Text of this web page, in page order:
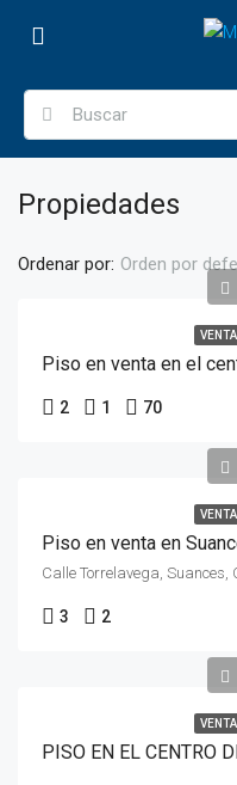
Propiedades
Ordenar por: Orden por
VENTA
Piso en venta en el
2 1 70
VENTA
Piso en venta en
Calle Torrelavega,
3 2
VENTA
PISO EN EL CENTRO